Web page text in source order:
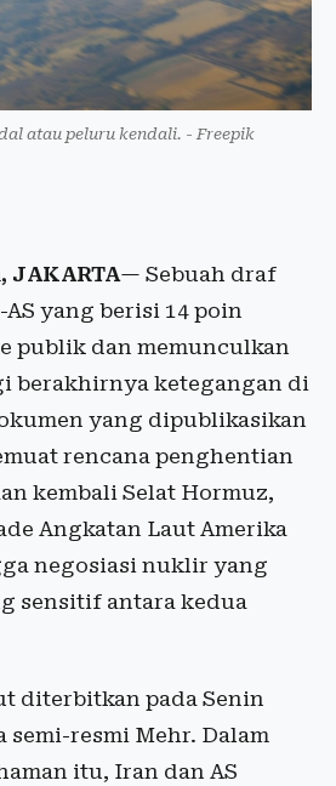
atau peluru kendali. - Freepik
JAKARTA— Sebuah draf
yang berisi 14 poin
publik dan memunculkan
berakhirnya ketegangan di
yang dipublikasikan
rencana penghentian
kembali Selat Hormuz,
Angkatan Laut Amerika
negosiasi nuklir yang
sensitif antara kedua
diterbitkan pada Senin
semi-resmi Mehr. Dalam
itu, Iran dan AS